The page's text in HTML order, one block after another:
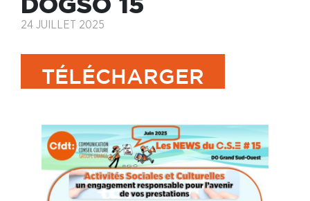
24 JUILLET 2025
TÉLÉCHARGER